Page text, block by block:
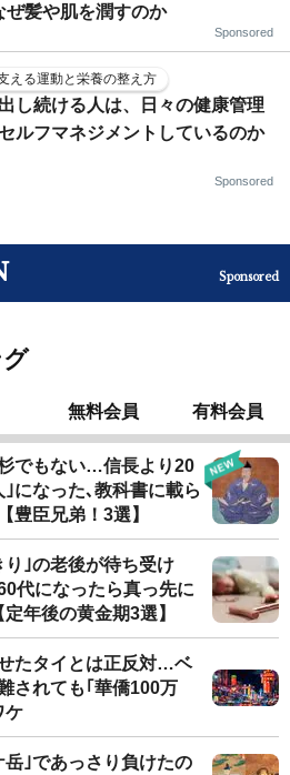
ぜ髪や肌を潤すのか
Sponsored
える運動と栄養の整え方
し続ける人は、日々の健康管理
ルフマネジメントしているのか
Sponsored
Sponsored
無料会員 有料会員
でもない…信長より20
になった､教科書に載ら
豊臣兄弟！3選】
｣の老後が待ち受け
代になったら真っ先に
年後の黄金期3選】
たタイとは正反対…ベ
されても｢華僑100万
ケ
｣であっさり負けたの